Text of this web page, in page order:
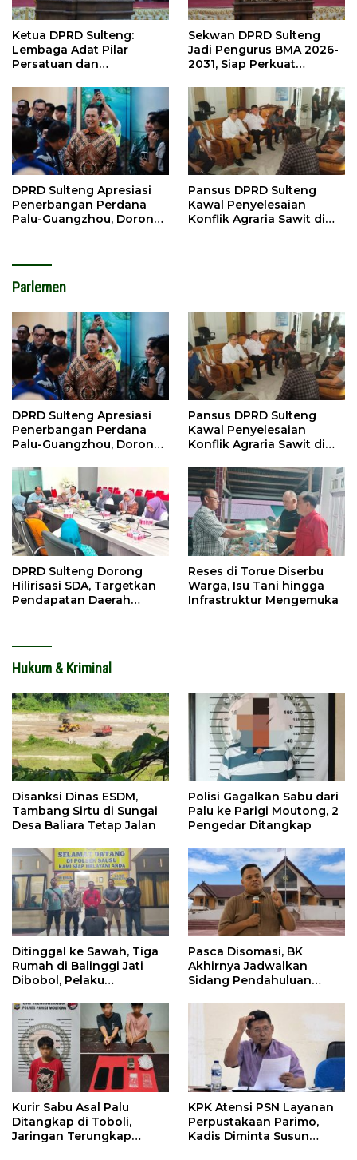
Ketua DPRD Sulteng:
Lembaga Adat Pilar
Persatuan dan
Sekwan DPRD Sulteng
Jadi Pengurus BMA 2026-
2031, Siap Perkuat
DPRD Sulteng Apresiasi
Penerbangan Perdana
Palu-Guangzhou, Dorong
Pansus DPRD Sulteng
Kawal Penyelesaian
Konflik Agraria Sawit di
Parlemen
DPRD Sulteng Apresiasi
Penerbangan Perdana
Palu-Guangzhou, Dorong
Pansus DPRD Sulteng
Kawal Penyelesaian
Konflik Agraria Sawit di
DPRD Sulteng Dorong
Hilirisasi SDA, Targetkan
Pendapatan Daerah
Reses di Torue Diserbu
Warga, Isu Tani hingga
Infrastruktur Mengemuka
Hukum & Kriminal
Disanksi Dinas ESDM,
Tambang Sirtu di Sungai
Desa Baliara Tetap Jalan
Polisi Gagalkan Sabu dari
Palu ke Parigi Moutong, 2
Pengedar Ditangkap
Ditinggal ke Sawah, Tiga
Rumah di Balinggi Jati
Dibobol, Pelaku
Pasca Disomasi, BK
Akhirnya Jadwalkan
Sidang Pendahuluan
Kurir Sabu Asal Palu
Ditangkap di Toboli,
Jaringan Terungkap
KPK Atensi PSN Layanan
Perpustakaan Parimo,
Kadis Diminta Susun